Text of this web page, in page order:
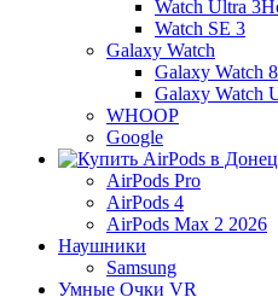
Watch Ultra 3
Watch SE 3
Galaxy Watch
Galaxy Watch
Galaxy Watch
WHOOP
Google
AirPods Pro
AirPods 4
AirPods Max 2 2026
Наушники
Samsung
Умные Очки VR